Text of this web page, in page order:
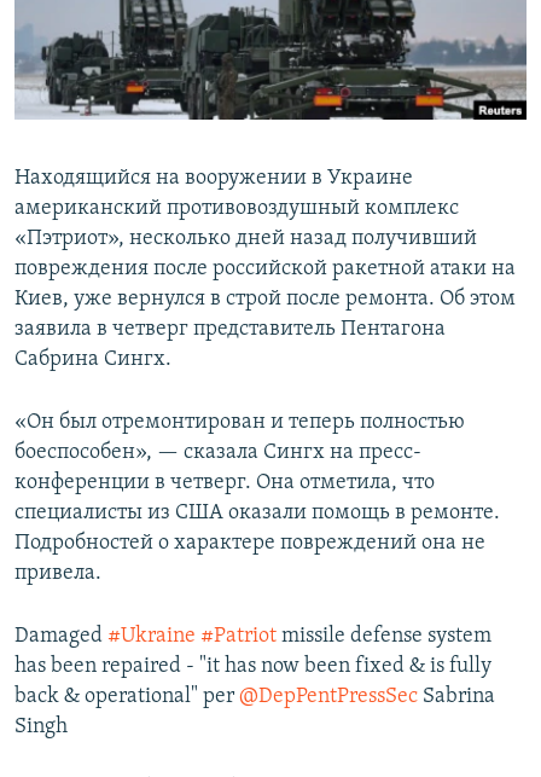
Находящийся на вооружении в Украине
американский противовоздушный комплекс
«Пэтриот», несколько дней назад получивший
повреждения после российской ракетной атаки на
Киев, уже вернулся в строй после ремонта. Об этом
заявила в четверг представитель Пентагона
Сабрина Сингх.
«Он был отремонтирован и теперь полностью
боеспособен», — сказала Сингх на пресс-
конференции в четверг. Она отметила, что
специалисты из США оказали помощь в ремонте.
Подробностей о характере повреждений она не
привела.
Damaged #Ukraine #Patriot missile defense system
has been repaired - "it has now been fixed & is fully
back & operational" per @DepPentPressSec Sabrina
Singh